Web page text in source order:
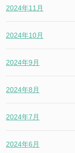
2024年11月
2024年10月
2024年9月
2024年8月
2024年7月
2024年6月